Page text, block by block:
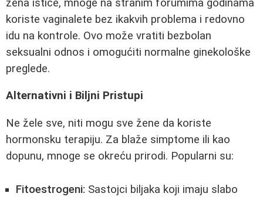
žena ističe, mnoge na stranim forumima godinama
koriste vaginalete bez ikakvih problema i redovno
idu na kontrole. Ovo može vratiti bezbolan
seksualni odnos i omogućiti normalne ginekološke
preglede.
Alternativni i Biljni Pristupi
Ne žele sve, niti mogu sve žene da koriste
hormonsku terapiju. Za blaže simptome ili kao
dopunu, mnoge se okreću prirodi. Popularni su:
Fitoestrogeni: Sastojci biljaka koji imaju slabo